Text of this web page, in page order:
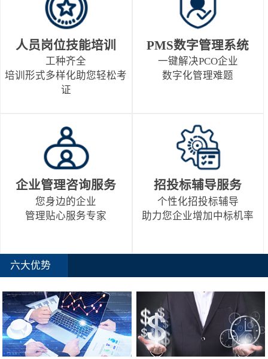
人员岗位技能培训
工种齐全
培训形式多样化助您轻松考
证
PMS数字管理系统
一键解决PCO企业
数字化管理难题
企业管理咨询服务
您身边的企业
管理贴心服务专家
招投标辅导服务
个性化招投标辅导
助力您企业增加中标机率
六大优势